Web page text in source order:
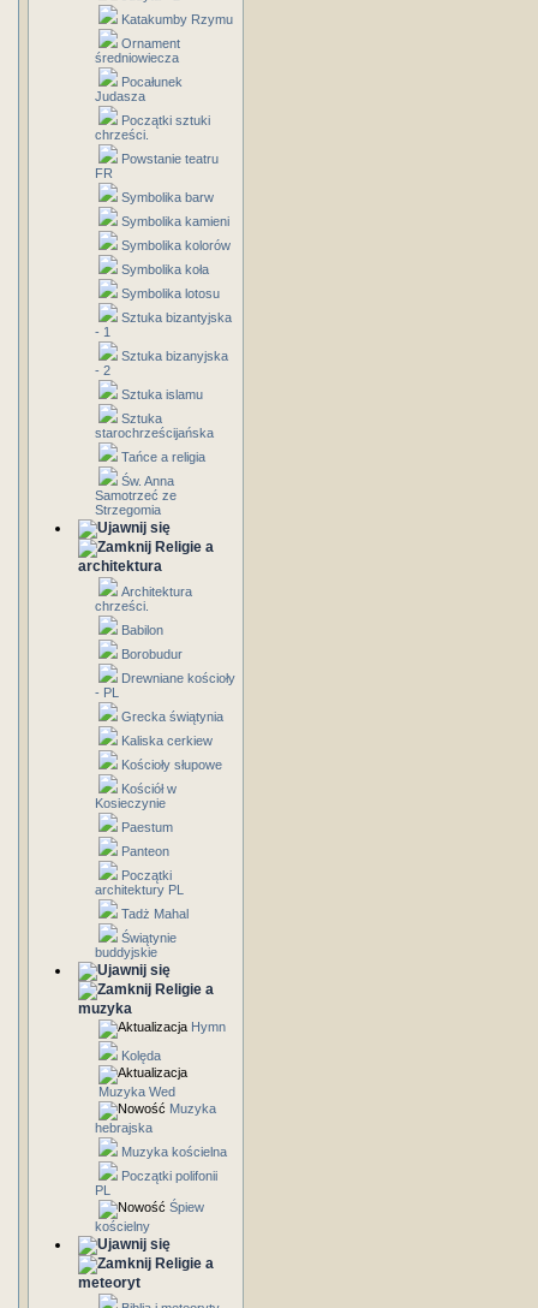
Katakumby Rzymu
Ornament
średniowiecza
Pocałunek
Judasza
Początki sztuki
chrześci.
Powstanie teatru
FR
Symbolika barw
Symbolika kamieni
Symbolika kolorów
Symbolika koła
Symbolika lotosu
Sztuka bizantyjska
- 1
Sztuka bizanyjska
- 2
Sztuka islamu
Sztuka
starochrześcijańska
Tańce a religia
Św. Anna
Samotrzeć ze
Strzegomia
Religie a
architektura
Architektura
chrześci.
Babilon
Borobudur
Drewniane kościoły
- PL
Grecka świątynia
Kaliska cerkiew
Kościoły słupowe
Kościół w
Kosieczynie
Paestum
Panteon
Początki
architektury PL
Tadż Mahal
Świątynie
buddyjskie
Religie a
muzyka
Hymn
Kolęda
Muzyka Wed
Muzyka
hebrajska
Muzyka kościelna
Początki polifonii
PL
Śpiew
kościelny
Religie a
meteoryt